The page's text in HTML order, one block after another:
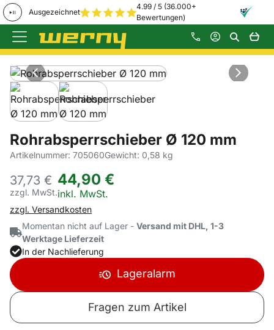
Ausgezeichnet
4.99 / 5 (36.000+
Bewertungen)
Zum Hauptinhalt springen
Produktgalerie
Zur Kaufbox springen
Rohrabsperrschieber Ø 120 mm
Artikelnummer: 705060Gewicht: 0,58 kg
37,73 €
zzgl. MwSt.
44,90 €
Steuerhinweis:
inkl. MwSt.
zzgl. Versandkosten
Momentan nicht auf Lager - Versand mit DHL, 1-3
Werktage Lieferzeit
In der Nachlieferung
Lageralarm
Fragen zum Artikel